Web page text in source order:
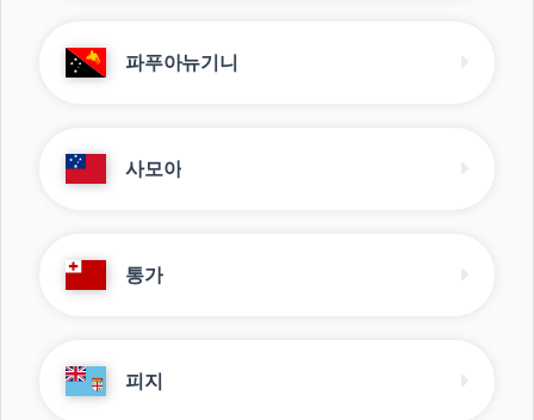
파푸아뉴기니
사모아
통가
피지